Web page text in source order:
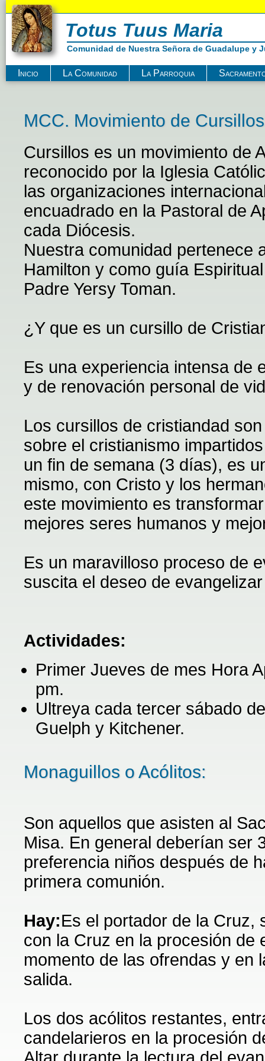
Totus Tuus Maria
Comunidad de Nuestra Señora de Guadalupe y
Inicio La Comunidad La Parroquia
MCC. Movimiento de
Cursillos es un movimiento de
reconocido por la Iglesia
las organizaciones
encuadrado en la Pastoral de
cada Diócesis.
Nuestra comunidad pertenece
Hamilton y como guía
Padre Yersy Toman.
¿Y que es un cursillo de
Es una experiencia intensa de
y de renovación personal de
Los cursillos de cristiandad
sobre el cristianismo
un fin de semana (3 días), es
mismo, con Cristo y los
este movimiento es
mejores seres humanos y
Es un maravilloso proceso de
suscita el deseo de
Actividades:
Primer Jueves de mes Hora
pm.
Ultreya cada tercer sábado
Guelph y Kitchener.
Monaguillos o Acólitos:
Son aquellos que asisten al
Misa. En general deberían ser
preferencia niños después de
primera comunión.
Hay:Es el portador de la Cruz,
con la Cruz en la procesión de
momento de las ofrendas y en
salida.
Los dos acólitos restantes,
candelarieros en la procesión